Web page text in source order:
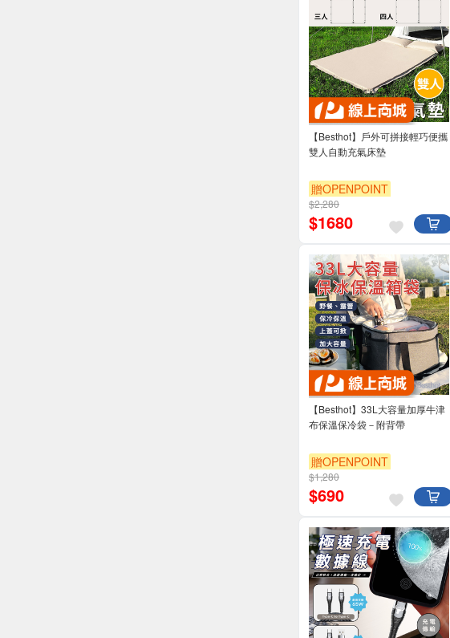
【Besthot】戶外可拼接輕巧便攜
雙人自動充氣床墊
贈OPENPOINT
$2,280
$1680
【Besthot】33L大容量加厚牛津
布保溫保冷袋－附背帶
贈OPENPOINT
$1,280
$690